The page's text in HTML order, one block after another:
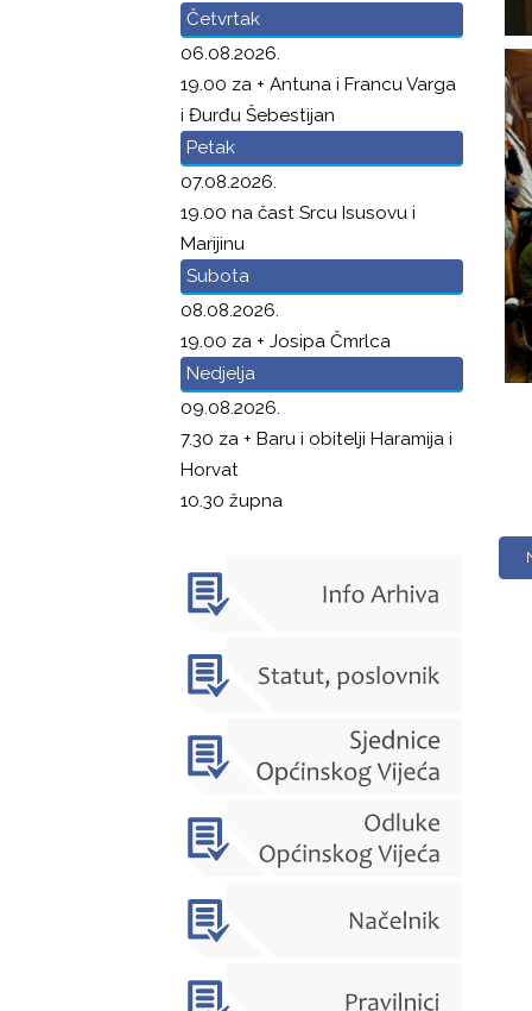
Četvrtak
06.08.2026.
19.00 za + Antuna i Francu Varga
i Đurđu Šebestijan
Petak
07.08.2026.
19.00 na čast Srcu Isusovu i
Marijinu
Subota
08.08.2026.
19.00 za + Josipa Čmrlca
Nedjelja
09.08.2026.
7.30 za + Baru i obitelji Haramija i
Horvat
10.30 župna